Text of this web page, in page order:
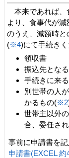
本来であれば、
より、食事代が
のうえ、減額時と
(※4)にて手続きく
領収書
振込先とな
手続きに来
別世帯の人
かるもの(※2
世帯主以外
合、委任さ
事前に申請書を記
申請書(EXCEL 約